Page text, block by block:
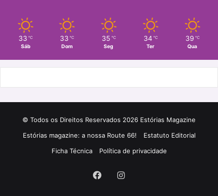
33 ℃
Sáb
33 ℃
Dom
35 ℃
Seg
34 ℃
Ter
39 ℃
Qua
© Todos os Direitos Reservados 2026 Estórias Magazine
Estórias magazine: a nossa Route 66!
Estatuto Editorial
Ficha Técnica
Política de privacidade
FacebookInstagram